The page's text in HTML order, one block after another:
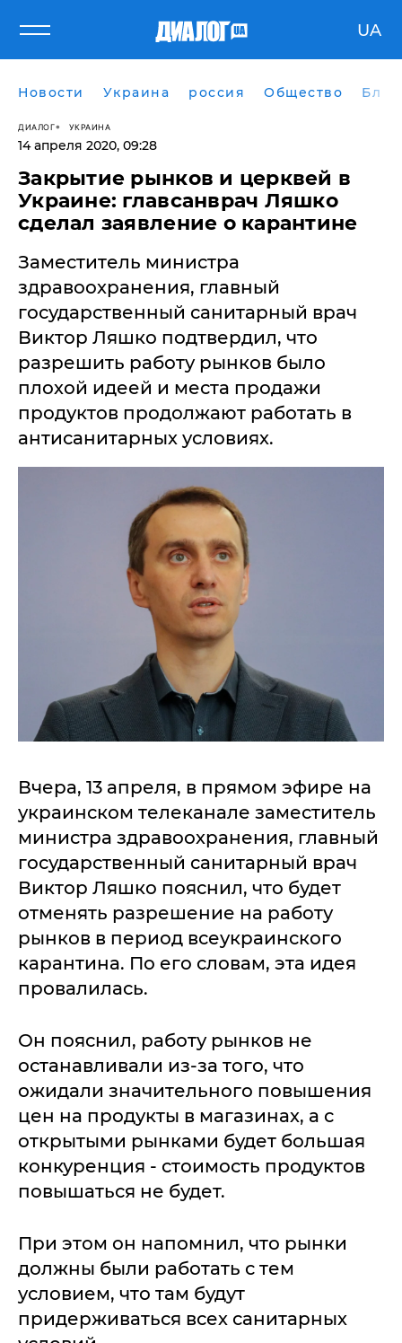
UA
Новости Украина россия Общество
ДИАЛОГ УКРАИНА
14 апреля 2020, 09:28
Закрытие рынков и церквей в
Украине: главсанврач Ляшко
сделал заявление о карантине
Заместитель министра
здравоохранения, главный
государственный санитарный врач
Виктор Ляшко подтвердил, что
разрешить работу рынков было
плохой идеей и места продажи
продуктов продолжают работать в
антисанитарных условиях.
Вчера, 13 апреля, в прямом эфире на
украинском телеканале заместитель
министра здравоохранения, главный
государственный санитарный врач
Виктор Ляшко пояснил, что будет
отменять разрешение на работу
рынков в период всеукраинского
карантина. По его словам, эта идея
провалилась.
Он пояснил, работу рынков не
останавливали из-за того, что
ожидали значительного повышения
цен на продукты в магазинах, а с
открытыми рынками будет большая
конкуренция - стоимость продуктов
повышаться не будет.
При этом он напомнил, что рынки
должны были работать с тем
условием, что там будут
придерживаться всех санитарных